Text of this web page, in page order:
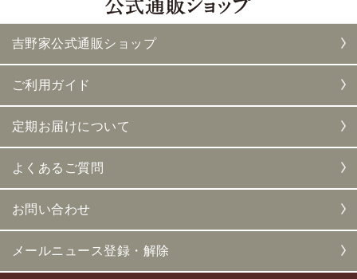
吉野家公式通販ショップ
ご利用ガイド
定期お届けについて
よくあるご質問
お問い合わせ
メールニュース登録・解除